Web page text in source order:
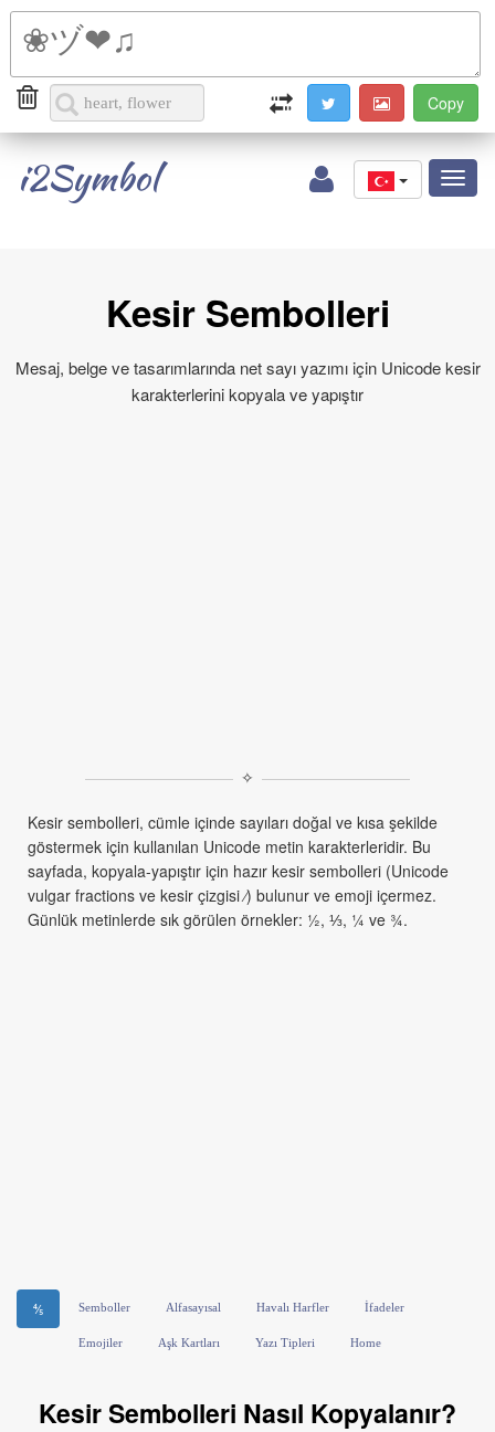
i2Symbol
Kesir Sembolleri
Mesaj, belge ve tasarımlarında net sayı yazımı için Unicode kesir
karakterlerini kopyala ve yapıştır
✧
Kesir sembolleri, cümle içinde sayıları doğal ve kısa şekilde
göstermek için kullanılan Unicode metin karakterleridir. Bu
sayfada, kopyala-yapıştır için hazır kesir sembolleri (Unicode
vulgar fractions ve kesir çizgisi ⁄) bulunur ve emoji içermez.
Günlük metinlerde sık görülen örnekler: ½, ⅓, ¼ ve ¾.
⅘ Semboller Alfasayısal Havalı Harfler İfadeler
Emojiler Aşk Kartları Yazı Tipleri Home
Kesir Sembolleri Nasıl Kopyalanır?